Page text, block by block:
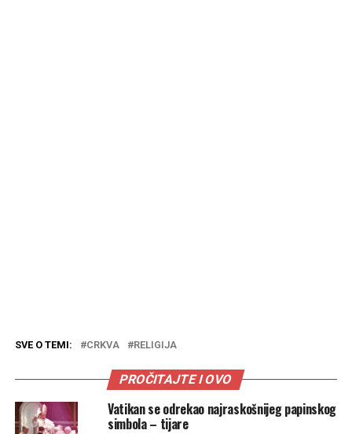
SVE O TEMI: CRKVA RELIGIJA
PROČITAJTE I OVO
Vatikan se odrekao najraskošnijeg papinskog
simbola – tijare